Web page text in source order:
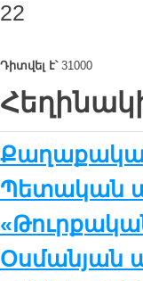
22
Դիտվել է՝31000
Պետական
Օսմանյան